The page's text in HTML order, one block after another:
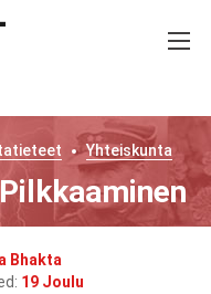
Yhteiskunta
Bhakta
19 Joulu